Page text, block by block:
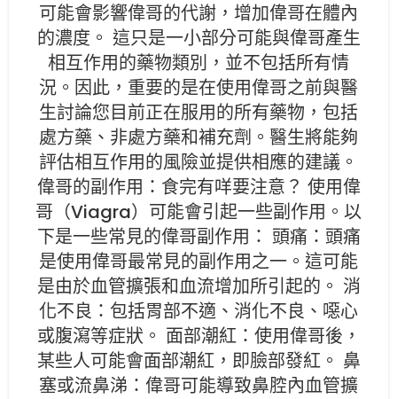
可能會影響偉哥的代謝，增加偉哥在體內
的濃度。 這只是一小部分可能與偉哥產生
相互作用的藥物類別，並不包括所有情
況。因此，重要的是在使用偉哥之前與醫
生討論您目前正在服用的所有藥物，包括
處方藥、非處方藥和補充劑。醫生將能夠
評估相互作用的風險並提供相應的建議。
偉哥的副作用：食完有咩要注意？ 使用偉
哥（Viagra）可能會引起一些副作用。以
下是一些常見的偉哥副作用： 頭痛：頭痛
是使用偉哥最常見的副作用之一。這可能
是由於血管擴張和血流增加所引起的。 消
化不良：包括胃部不適、消化不良、噁心
或腹瀉等症狀。 面部潮紅：使用偉哥後，
某些人可能會面部潮紅，即臉部發紅。 鼻
塞或流鼻涕：偉哥可能導致鼻腔內血管擴